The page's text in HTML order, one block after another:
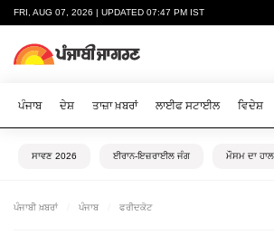
FRI, AUG 07, 2026 | UPDATED 07:47 PM IST
ਪੰਜਾਬ ਦੇਸ਼ ਤਾਜ਼ਾ ਖ਼ਬਰਾਂ ਲਾਈਫ ਸਟਾਈਲ ਵਿਦੇਸ਼
ਸਾਵਣ 2026 ਈਰਾਨ-ਇਜ਼ਰਾਈਲ ਜੰਗ ਮੌਸਮ ਦਾ ਹਾਲ
ਪੰਜਾਬੀ ਖ਼ਬਰਾਂ ਪੰਜਾਬ ਫਰੀਦਕੋਟ